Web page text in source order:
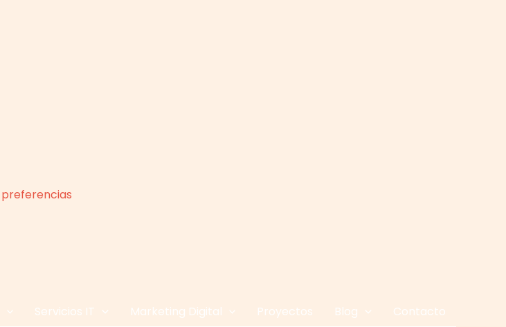
Servicios IT Marketing Digital Proyectos Blog Contacto